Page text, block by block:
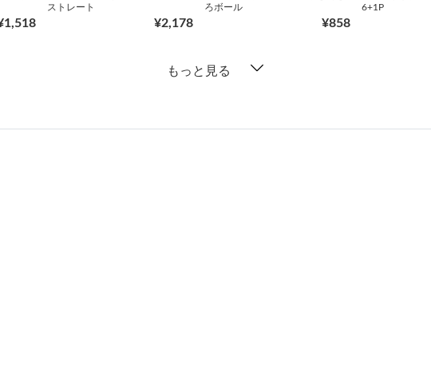
ストレート
¥2,178
ろボール
¥858
6+1P
もっと見る